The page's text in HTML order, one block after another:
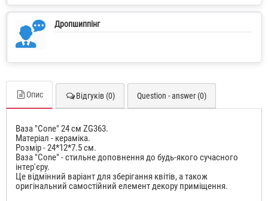
Дропшиппінг
Опис Відгуків (0) Question - answer (0)
Ваза "Сone" 24 см ZG363.
Матеріал - кераміка.
Розмір - 24*12*7.5 см.
Ваза "Сone" - стильне доповнення до будь-якого сучасного
інтер'єру.
Це відмінний варіант для зберігання квітів, а також
оригінальний самостійний елемент декору приміщення.